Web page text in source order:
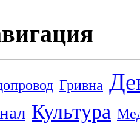
Гривна
Культура